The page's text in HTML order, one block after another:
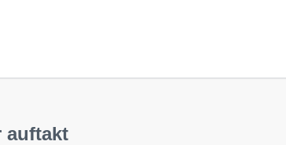
auftakt